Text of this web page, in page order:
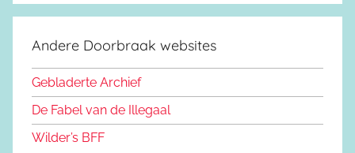
o
n
s
u
g
s
a
m
b
o
o
k
Andere Doorbraak websites
Gebladerte Archief
De Fabel van de Illegaal
Wilder’s BFF